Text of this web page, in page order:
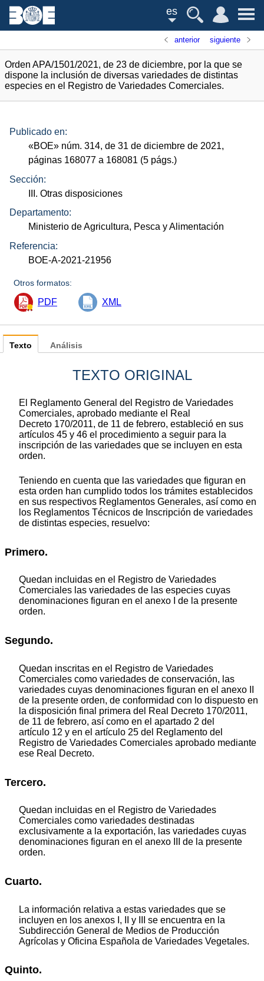
es
anterior siguiente
Orden APA/1501/2021, de 23 de diciembre, por la que se
dispone la inclusión de diversas variedades de distintas
especies en el Registro de Variedades Comerciales.
Publicado en:
«BOE» núm. 314, de 31 de diciembre de 2021,
páginas 168077 a 168081 (5 págs.)
Sección:
III. Otras disposiciones
Departamento:
Ministerio de Agricultura, Pesca y Alimentación
Referencia:
BOE-A-2021-21956
Otros formatos:
PDF XML
Texto
TEXTO ORIGINAL
El Reglamento General del Registro de Variedades
Comerciales, aprobado mediante el Real
Decreto 170/2011, de 11 de febrero, estableció en sus
artículos 45 y 46 el procedimiento a seguir para la
inscripción de las variedades que se incluyen en esta
orden.
Teniendo en cuenta que las variedades que figuran en
esta orden han cumplido todos los trámites establecidos
en sus respectivos Reglamentos Generales, así como en
los Reglamentos Técnicos de Inscripción de variedades
de distintas especies, resuelvo:
Primero.
Quedan incluidas en el Registro de Variedades
Comerciales las variedades de las especies cuyas
denominaciones figuran en el anexo I de la presente
orden.
Segundo.
Quedan inscritas en el Registro de Variedades
Comerciales como variedades de conservación, las
variedades cuyas denominaciones figuran en el anexo II
de la presente orden, de conformidad con lo dispuesto en
la disposición final primera del Real Decreto 170/2011,
de 11 de febrero, así como en el apartado 2 del
artículo 12 y en el artículo 25 del Reglamento del
Registro de Variedades Comerciales aprobado mediante
ese Real Decreto.
Tercero.
Quedan incluidas en el Registro de Variedades
Comerciales como variedades destinadas
exclusivamente a la exportación, las variedades cuyas
denominaciones figuran en el anexo III de la presente
orden.
Cuarto.
La información relativa a estas variedades que se
incluyen en los anexos I, II y III se encuentra en la
Subdirección General de Medios de Producción
Agrícolas y Oficina Española de Variedades Vegetales.
Quinto.
Análisis